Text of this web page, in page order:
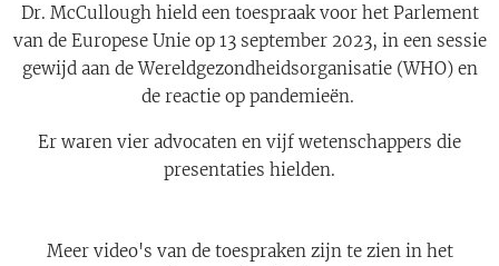
Dr. McCullough hield een toespraak voor het Parlement
van de Europese Unie op 13 september 2023, in een sessie
gewijd aan de Wereldgezondheidsorganisatie (WHO) en
de reactie op pandemieën.
Er waren vier advocaten en vijf wetenschappers die
presentaties hielden.
Meer video's van de toespraken zijn te zien in het